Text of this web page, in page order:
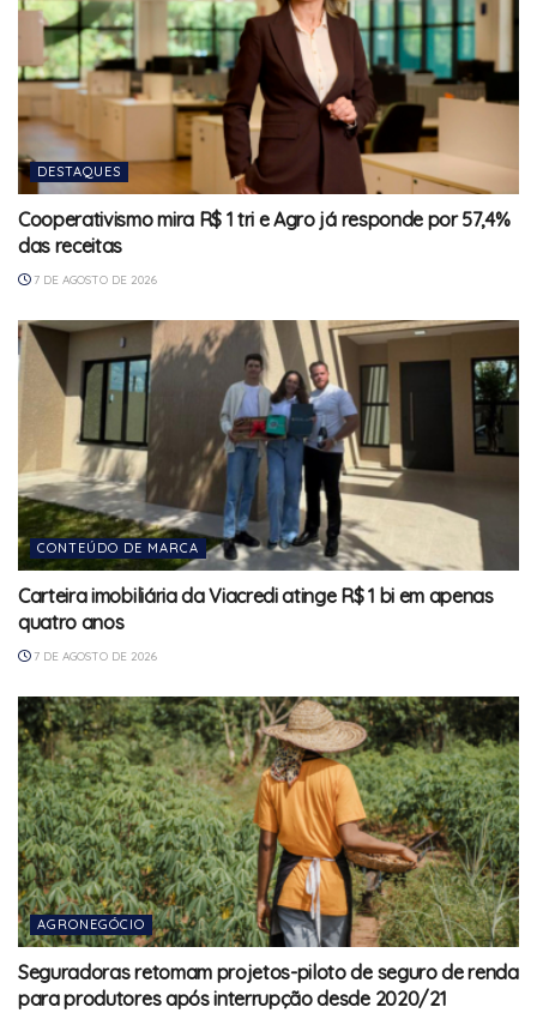
DESTAQUES
Cooperativismo mira R$ 1 tri e Agro já responde por 57,4%
das receitas
7 DE AGOSTO DE 2026
CONTEÚDO DE MARCA
Carteira imobiliária da Viacredi atinge R$ 1 bi em apenas
quatro anos
7 DE AGOSTO DE 2026
AGRONEGÓCIO
Seguradoras retomam projetos-piloto de seguro de renda
para produtores após interrupção desde 2020/21